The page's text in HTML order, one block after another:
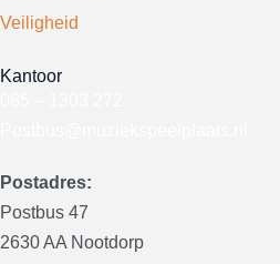
Veiligheid
Kantoor
Postadres:
Postbus 47
2630 AA Nootdorp